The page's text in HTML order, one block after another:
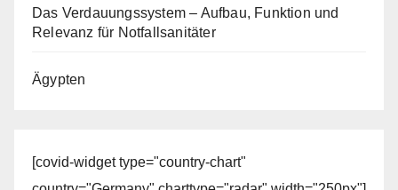
Das Verdauungssystem – Aufbau, Funktion und
Relevanz für Notfallsanitäter
Ägypten
[covid-widget type="country-chart"